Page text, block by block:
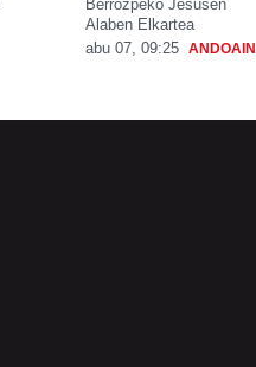
Berrozpeko Jesusen
Alaben Elkartea
abu 07, 09:25 ANDOAIN